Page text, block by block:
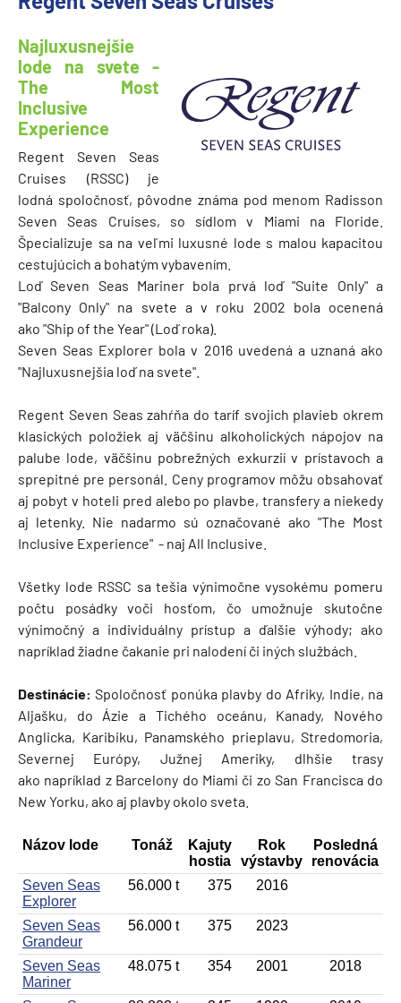
Najluxusnejšie
lode na svete -
The Most
Inclusive
Experience
Regent Seven Seas
Cruises (RSSC) je
lodná spoločnosť, pôvodne známa pod menom Radisson
Seven Seas Cruises, so sídlom v Miami na Floride.
Špecializuje sa na veľmi luxusné lode s malou kapacitou
cestujúcich a bohatým vybavením.
Loď Seven Seas Mariner bola prvá loď "Suite Only" a
"Balcony Only" na svete a v roku 2002 bola ocenená
ako "Ship of the Year" (Loď roka).
Seven Seas Explorer bola v 2016 uvedená a uznaná ako
"Najluxusnejšia loď na svete".
Regent Seven Seas zahŕňa do taríf svojich plavieb okrem
klasických položiek aj väčšinu alkoholických nápojov na
palube lode, väčšinu pobrežných exkurzií v prístavoch a
sprepitné pre personál. Ceny programov môžu obsahovať
aj pobyt v hoteli pred alebo po plavbe, transfery a niekedy
aj letenky. Nie nadarmo sú označované ako "The Most
Inclusive Experience" - naj All Inclusive.
Všetky lode RSSC sa tešia výnimočne vysokému pomeru
počtu posádky voči hosťom, čo umožnuje skutočne
výnimočný a individuálny prístup a ďalšie výhody; ako
napríklad žiadne čakanie pri nalodení či iných službách.
Destinácie: Spoločnosť ponúka plavby do Afriky, Indie, na
Aljašku, do Ázie a Tichého oceánu, Kanady, Nového
Anglicka, Karibiku, Panamského prieplavu, Stredomoria,
Severnej Európy, Južnej Ameriky, dlhšie trasy
ako napríklad z Barcelony do Miami či zo San Francisca do
New Yorku, ako aj plavby okolo sveta.
Názov lode Tonáž
Kajuty
hostia
Rok
výstavby
Posledná
renovácia
Seven Seas
Explorer
56.000 t 375 2016
Seven Seas
Grandeur
56.000 t 375 2023
Seven Seas
Mariner
48.075 t 354 2001 2018